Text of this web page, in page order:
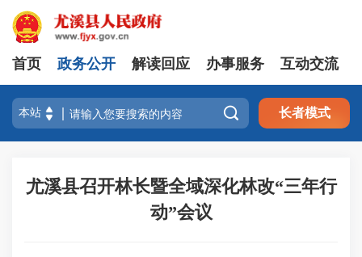
首页 政务公开 解读回应 办事服务 互动交流
 长者模式
尤溪县召开林长暨全域深化林改“三年行
动”会议